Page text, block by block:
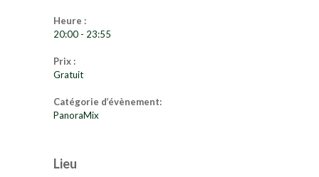
Heure :
20:00 - 23:55
Prix :
Gratuit
Catégorie d’évènement:
PanoraMix
Lieu